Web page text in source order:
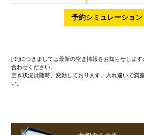
[※]につきましては最新の空き情報をお知らせしま
合わせください。
空き状況は随時、変動しております。入れ違いで満
い。